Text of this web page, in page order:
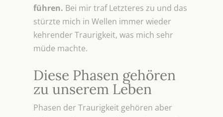
führen. Bei mir traf Letzteres zu und das
stürzte mich in Wellen immer wieder
kehrender Traurigkeit, was mich sehr
müde machte.
Diese Phasen gehören
zu unserem Leben
Phasen der Traurigkeit gehören aber